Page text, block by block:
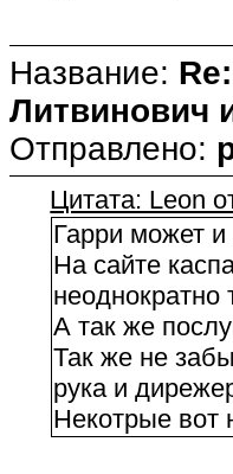
Название:
Литвинович
Отправлено:
Цитата: Leon
Гарри может и
На сайте
неоднократно
А так же
Так же не
рука и
Некотрые вот